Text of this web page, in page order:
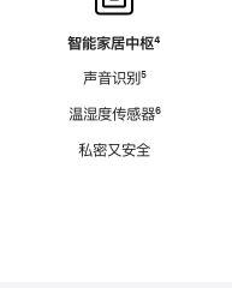
智能家居中枢脚
⁴
声音识别脚
⁵
温湿度传感器脚
⁶
私密又安全